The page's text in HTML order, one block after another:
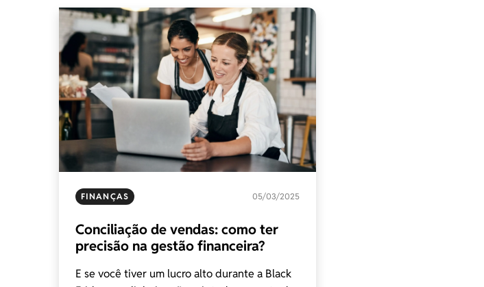
FINANÇAS 05/03/2025
Conciliação de vendas: como ter
precisão na gestão financeira?
E se você tiver um lucro alto durante a Black